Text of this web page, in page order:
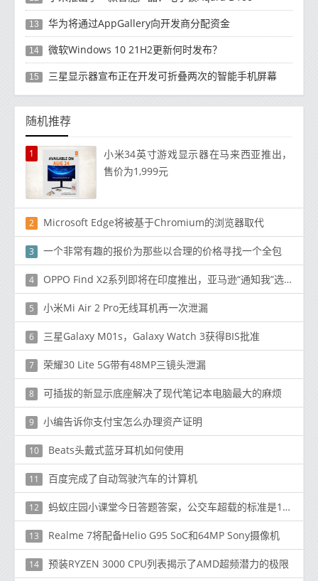
13 华为将通过AppGallery向开发商分配资金
14 微软Windows 10 21H2更新何时发布？
15 三星显示器宣布正在开发可折叠两次的智能手机屏幕
随机推荐
1
小米34英寸游戏显示器在马来西亚推出，
售价为1,999元
2 Microsoft Edge将被基于Chromium的浏览器取代
3 一个非常有趣的报价为那些以合理的价格寻找一个全包
4 OPPO Find X2系列即将在印度推出，亚马逊“通知我”选项现已上线
5 小米Mi Air 2 Pro无线耳机再一次泄漏
6 三星Galaxy M01s，Galaxy Watch 3获得BIS批准
7 荣耀30 Lite 5G带有48MP三镜头泄漏
8 可插拔的新显示底座解决了现代笔记本电脑最大的麻烦
9 小编告诉你支付宝怎么办理资产证明
10 Beats头戴式蓝牙耳机如何使用
11 百度完成了自动驾驶汽车的计算机
12 蚂蚁庄园小课堂今日答题答案，公交车超载的标准是1平米站多少人?
13 Realme 7将配备Helio G95 SoC和64MP Sony摄像机
14 预装RYZEN 3000 CPU列表揭示了AMD超频潜力的极限